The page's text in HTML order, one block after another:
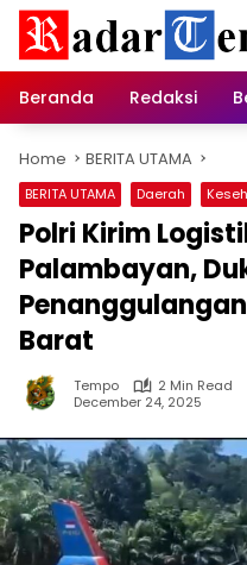
Skip
content
Beranda
Redaksi
Home BERITA UTAMA
BERITA UTAMA Daerah
Polri Kirim
Palambayan,
Barat
Tempo
2 Min Read
December 24, 2025